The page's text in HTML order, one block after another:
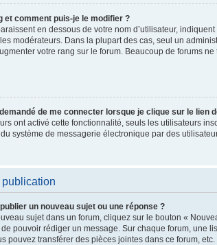
et comment puis-je le modifier ?
en dessous de votre nom d’utilisateur,
modérateurs. Dans la plupart des cas, seul un
votre rang sur le forum. Beaucoup de forums
de me connecter lorsque je clique sur le lien
ont activé cette fonctionnalité, seuls les utilisateurs
système de messagerie électronique par des
un nouveau sujet ou une réponse ?
sujet dans un forum, cliquez sur le bouton «
de pouvoir rédiger un message. Sur chaque forum, une
pouvez transférer des pièces jointes dans ce forum, etc.